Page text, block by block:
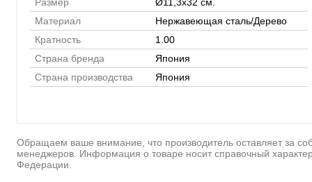
Материал
Нержавеющая сталь/Дерево
Кратность
1.00
Страна бренда
Япония
Страна производства
Япония
Обращаем ваше внимание, что производитель оставляет за
менеджеров. Информация о товаре носит справочный
Федерации.